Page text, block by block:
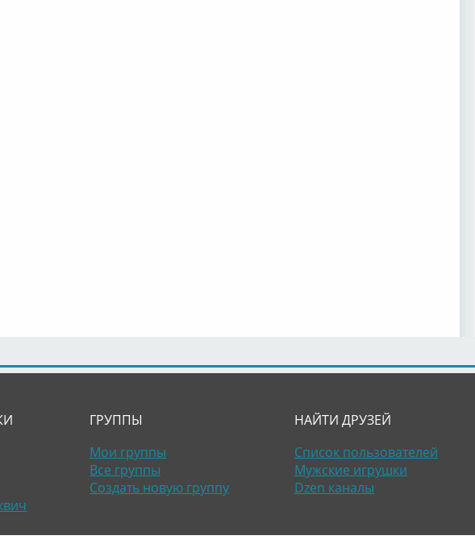
ГРУППЫ
Мои группы
Все группы
Создать новую группу
НАЙТИ ДРУЗЕЙ
Список пользователей
Мужские игрушки
Dzen каналы